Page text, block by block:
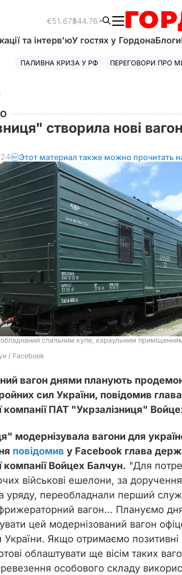
€51.67$44.76
та інтерв'юУ гостях у ГордонаБлоги
ПАЛИВНА КРИЗА У РФ ПЕРЕГОВОРИ ПРО
створила нові
Этот материал также можно прочитать
спальним купе, караульним
/ Facebook
вагон днями планують
сил України, повідомив
компанії ПАТ "Укрзалізниця"
модернізувала вагони для
повідомив у Facebook глава
компанії Войцех Балчун. "Для
військові ешелони, за
уряду, переобладнали перший
вагон... Плануємо
цей модернізований вагон
Якщо отримаємо позитивні
облаштувати ще вісім таких
особового складу